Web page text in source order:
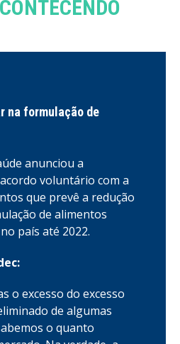
na formulação de
anunciou a
voluntário com a
que prevê a redução
de alimentos
país até 2022.
o excesso do excesso
de algumas
o quanto